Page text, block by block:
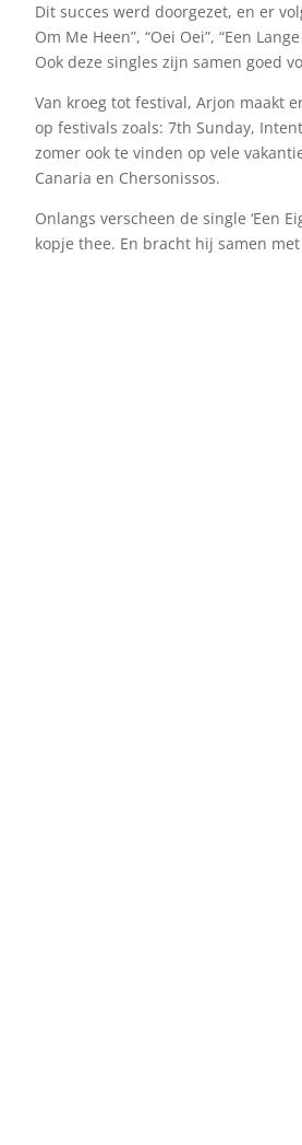
Dit succes werd doorgezet, en er
Om Me Heen”, “Oei Oei”, “Een
Ook deze singles zijn samen goed
Van kroeg tot festival, Arjon maakt
op festivals zoals: 7th Sunday,
zomer ook te vinden op vele
Canaria en Chersonissos.
Onlangs verscheen de single ‘Een
kopje thee. En bracht hij samen